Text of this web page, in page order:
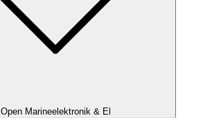
Open Marineelektronik & El